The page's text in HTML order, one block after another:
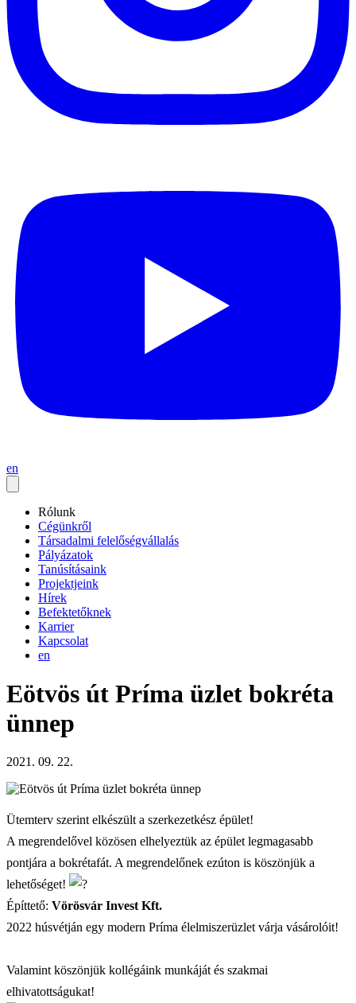
en
Rólunk
Cégünkről
Társadalmi felelőségvállalás
Pályázatok
Tanúsításaink
Projektjeink
Hírek
Befektetőknek
Karrier
Kapcsolat
en
Eötvös út Príma üzlet bokréta
ünnep
2021. 09. 22.
Ütemterv szerint elkészült a szerkezetkész épület!
A megrendelővel közösen elhelyeztük az épület legmagasabb
pontjára a bokrétafát. A megrendelőnek ezúton is köszönjük a
lehetőséget!
Építtető: Vörösvár Invest Kft.
2022 húsvétján egy modern Príma élelmiszerüzlet várja vásárolóit!
Valamint köszönjük kollégáink munkáját és szakmai
elhivatottságukat!